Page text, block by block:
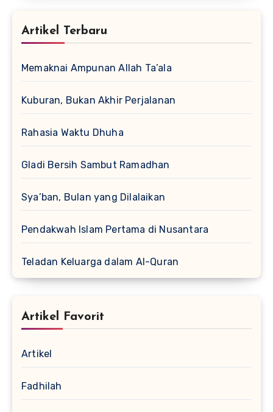
Artikel Terbaru
Memaknai Ampunan Allah Ta’ala
Kuburan, Bukan Akhir Perjalanan
Rahasia Waktu Dhuha
Gladi Bersih Sambut Ramadhan
Sya’ban, Bulan yang Dilalaikan
Pendakwah Islam Pertama di Nusantara
Teladan Keluarga dalam Al-Quran
Artikel Favorit
Artikel
Fadhilah